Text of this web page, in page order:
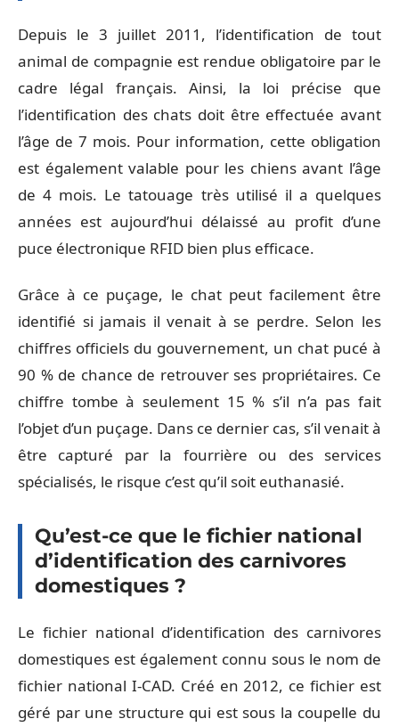
Depuis le 3 juillet 2011, l’identification de tout
animal de compagnie est rendue obligatoire par le
cadre légal français. Ainsi, la loi précise que
l’identification des chats doit être effectuée avant
l’âge de 7 mois. Pour information, cette obligation
est également valable pour les chiens avant l’âge
de 4 mois. Le tatouage très utilisé il a quelques
années est aujourd’hui délaissé au profit d’une
puce électronique RFID bien plus efficace.
Grâce à ce puçage, le chat peut facilement être
identifié si jamais il venait à se perdre. Selon les
chiffres officiels du gouvernement, un chat pucé à
90 % de chance de retrouver ses propriétaires. Ce
chiffre tombe à seulement 15 % s’il n’a pas fait
l’objet d’un puçage. Dans ce dernier cas, s’il venait à
être capturé par la fourrière ou des services
spécialisés, le risque c’est qu’il soit euthanasié.
Qu’est-ce que le fichier national
d’identification des carnivores
domestiques ?
Le fichier national d’identification des carnivores
domestiques est également connu sous le nom de
fichier national I-CAD. Créé en 2012, ce fichier est
géré par une structure qui est sous la coupelle du